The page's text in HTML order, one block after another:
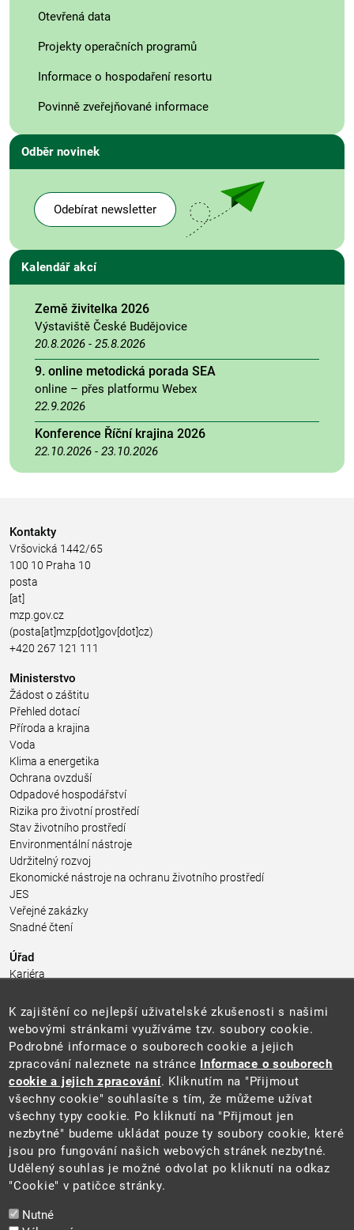
Otevřená data
Projekty operačních programů
Informace o hospodaření resortu
Povinně zveřejňované informace
Odběr novinek
Odebírat newsletter
Kalendář akcí
Země živitelka 2026
Výstaviště České Budějovice
20.8.2026 - 25.8.2026
9. online metodická porada SEA
online – přes platformu Webex
22.9.2026
Konference Říční krajina 2026
22.10.2026 - 23.10.2026
Kontakty
Vršovická 1442/65
100 10 Praha 10
posta
[at]
mzp.gov.cz
(posta[at]mzp[dot]gov[dot]cz)
+420 267 121 111
Ministerstvo
Žádost o záštitu
Přehled dotací
Příroda a krajina
Voda
Klima a energetika
Ochrana ovzduší
Odpadové hospodářství
Rizika pro životní prostředí
Stav životního prostředí
Environmentální nástroje
Udržitelný rozvoj
Ekonomické nástroje na ochranu životního prostředí
JES
Veřejné zakázky
Snadné čtení
Úřad
Kariéra
Pro média a veřejnost
Povinně zveřejňované informace
Kontakty
Přistupnost budovy úřadu MŽP
(PDF, 204 kB)
Web
Aktuality
Ochrana osobních údajů
Prohlášení o přístupnosti
Zásady používání cookies
Mapa webu
K zajištění co nejlepší uživatelské zkušenosti s našimi
webovými stránkami využíváme tzv. soubory cookie.
Podrobné informace o souborech cookie a jejich
zpracování naleznete na stránce Informace o souborech
cookie a jejich zpracování. Kliknutím na "Přijmout
všechny cookie" souhlasíte s tím, že můžeme užívat
všechny typy cookie. Po kliknutí na "Přijmout jen
nezbytné" budeme ukládat pouze ty soubory cookie, které
jsou pro fungování našich webových stránek nezbytné.
Udělený souhlas je možné odvolat po kliknutí na odkaz
"Cookie" v patičce stránky.
Nutné